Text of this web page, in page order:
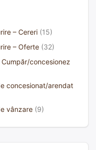
– Cereri (15)
– Oferte (32)
concesionez
concesionat/arendat
vânzare (9)